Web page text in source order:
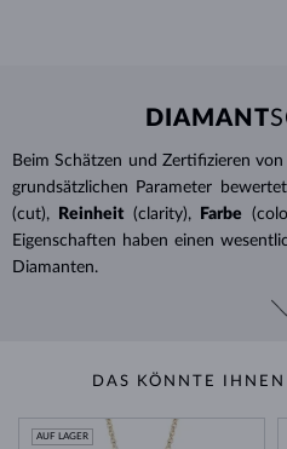
DIAMANT
Beim Schätzen und Zertifizieren von
grundsätzlichen Parameter
(cut),
Reinheit (clarity), Farbe
Eigenschaften haben einen
Diamanten.
DAS KÖNNTE
AUF LAGER